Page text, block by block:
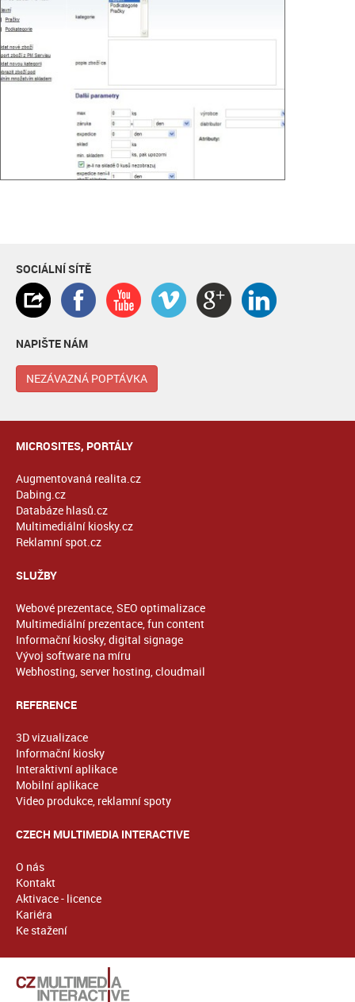
SOCIÁLNÍ SÍTĚ
NAPIŠTE NÁM
NEZÁVAZNÁ POPTÁVKA
MICROSITES, PORTÁLY
Augmentovaná realita.cz
Dabing.cz
Databáze hlasů.cz
Multimediální kiosky.cz
Reklamní spot.cz
SLUŽBY
Webové prezentace, SEO optimalizace
Multimediální prezentace, fun content
Informační kiosky, digital signage
Vývoj software na míru
Webhosting, server hosting, cloudmail
REFERENCE
3D vizualizace
Informační kiosky
Interaktivní aplikace
Mobilní aplikace
Video produkce, reklamní spoty
CZECH MULTIMEDIA INTERACTIVE
O nás
Kontakt
Aktivace - licence
Kariéra
Ke stažení